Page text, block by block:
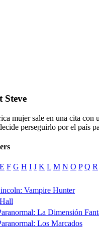
Steve
mujer sale en una cita
perseguirlo por el país
E F G H I J K L M N O P Q R
Vampire Hunter
La Dimensión
Los Marcados